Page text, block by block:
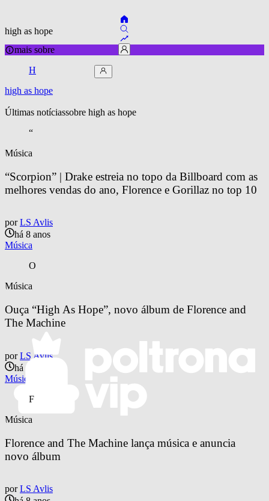
high as hope
mais sobre
H
high as hope
Últimas notíciassobre high as hope
“
Música
“Scorpion” | Drake estreia no topo da Billboard com as
melhores vendas do ano, Florence e Gorillaz no top 10
por LS Avlis
há 8 anos
Música
O
Música
Ouça “High As Hope”, novo álbum de Florence and
The Machine
por LS Avlis
há 8 anos
Música
F
Música
Florence and The Machine lança música e anuncia
novo álbum
por LS Avlis